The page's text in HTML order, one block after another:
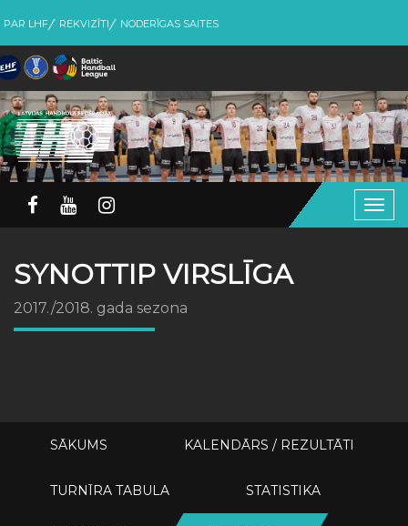
PAR LHF REKVIZĪTI NODERĪGAS SAITES
SYNOTTIP VIRSLĪGA
2017./2018. gada sezona
SĀKUMS KALENDĀRS / REZULTĀTI
TURNĪRA TABULA STATISTIKA